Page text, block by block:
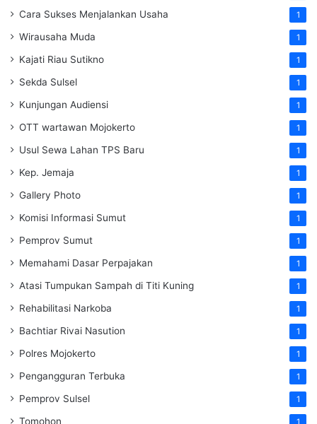
Cara Sukses Menjalankan Usaha 1
Wirausaha Muda 1
Kajati Riau Sutikno 1
Sekda Sulsel 1
Kunjungan Audiensi 1
OTT wartawan Mojokerto 1
Usul Sewa Lahan TPS Baru 1
Kep. Jemaja 1
Gallery Photo 1
Komisi Informasi Sumut 1
Pemprov Sumut 1
Memahami Dasar Perpajakan 1
Atasi Tumpukan Sampah di Titi Kuning 1
Rehabilitasi Narkoba 1
Bachtiar Rivai Nasution 1
Polres Mojokerto 1
Pengangguran Terbuka 1
Pemprov Sulsel 1
Tomohon 1